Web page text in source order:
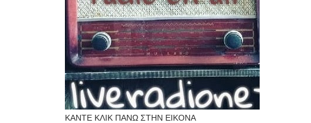
ΚΑΝΤΕ ΚΛΙΚ ΠΑΝΩ ΣΤΗΝ ΕΙΚΟΝΑ